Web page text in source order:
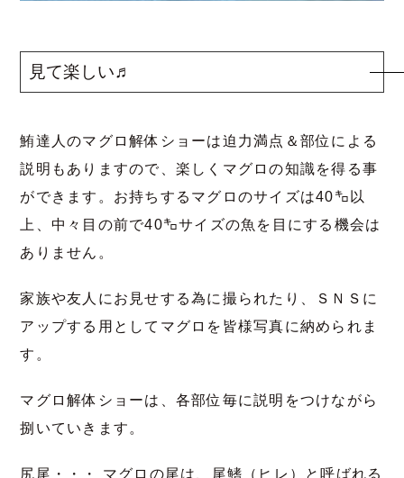
見て楽しい♬
鮪達人のマグロ解体ショーは迫力満点＆部位による
説明もありますので、楽しくマグロの知識を得る事
ができます。お持ちするマグロのサイズは40㌔以
上、中々目の前で40㌔サイズの魚を目にする機会は
ありません。
家族や友人にお見せする為に撮られたり、ＳＮＳに
アップする用としてマグロを皆様写真に納められま
す。
マグロ解体ショーは、各部位毎に説明をつけながら
捌いていきます。
尻尾・・・ マグロの尾は、尾鰭（ヒレ）と呼ばれる